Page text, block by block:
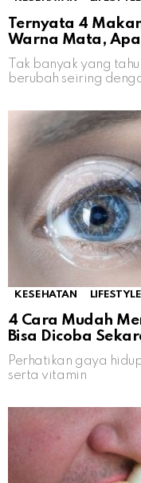
Ternyata 4
Warna Mata,
Tak banyak yang
berubah seiring
KESEHATAN LIFESTYLE
4 Cara Mudah
Bisa Dicoba
Perhatikan gaya
serta vitamin